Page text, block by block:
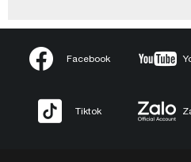
Facebook
Tiktok